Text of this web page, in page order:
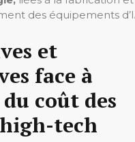
des équipements
et
face à
coût des
tech